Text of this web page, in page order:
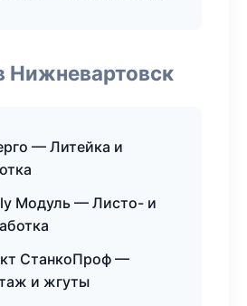
Нижневартовск
— Литейка и
Модуль — Листо- и
СтанкоПроф —
и жгуты